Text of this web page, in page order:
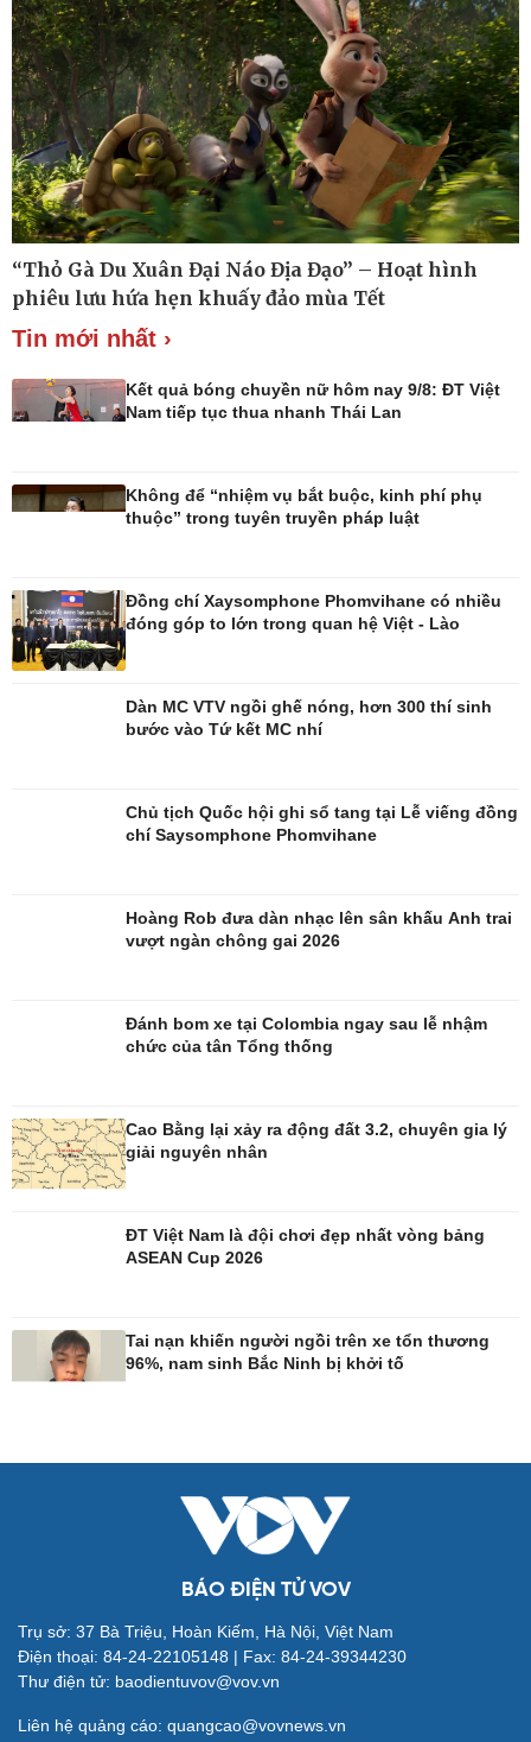
Công nghệ
Sành điệu
Tin Công nghệ
Trải nghiệm
Chuyển đổi số
Sức khỏe
Dinh dưỡng - món ngon
Cây thuốc
Sản phụ khoa
Nhi khoa
Nam khoa
Làm đẹp - giảm cân
Phòng mạch online
Văn hóa
Âm nhạc
Di sản
Thời trang
Sao Việt
Săn Tour
check-in
“Thỏ Gà Du Xuân Đại Náo Địa Đạo” – Hoạt hình
phiêu lưu hứa hẹn khuấy đảo mùa Tết
Tin mới nhất ›
Kết quả bóng chuyền nữ hôm nay 9/8: ĐT Việt
Nam tiếp tục thua nhanh Thái Lan
Không để “nhiệm vụ bắt buộc, kinh phí phụ
thuộc” trong tuyên truyền pháp luật
Đồng chí Xaysomphone Phomvihane có nhiều
đóng góp to lớn trong quan hệ Việt - Lào
Dàn MC VTV ngồi ghế nóng, hơn 300 thí sinh
bước vào Tứ kết MC nhí
Chủ tịch Quốc hội ghi sổ tang tại Lễ viếng đồng
chí Saysomphone Phomvihane
Hoàng Rob đưa dàn nhạc lên sân khấu Anh trai
vượt ngàn chông gai 2026
Đánh bom xe tại Colombia ngay sau lễ nhậm
chức của tân Tổng thống
Cao Bằng lại xảy ra động đất 3.2, chuyên gia lý
giải nguyên nhân
ĐT Việt Nam là đội chơi đẹp nhất vòng bảng
ASEAN Cup 2026
Tai nạn khiến người ngồi trên xe tổn thương
96%, nam sinh Bắc Ninh bị khởi tố
BÁO ĐIỆN TỬ VOV
Trụ sở: 37 Bà Triệu, Hoàn Kiếm, Hà Nội, Việt Nam
Điện thoại: 84-24-22105148 | Fax: 84-24-39344230
Thư điện tử: baodientuvov@vov.vn
Liên hệ quảng cáo: quangcao@vovnews.vn